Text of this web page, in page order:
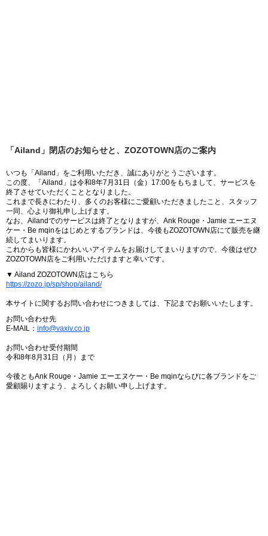
「Ailand」閉店のお知らせと、ZOZOTOWN店のご案内
いつも「Ailand」をご利用いただき、誠にありがとうございます。
この度、「Ailand」は令和8年7月31日（金）17:00をもちまして、サービスを
終了させていただくこととなりました。
これまで長きにわたり、多くのお客様にご愛顧いただきましたこと、スタッフ
一同、心より御礼申し上げます。
なお、Ailandでのサービスは終了となりますが、Ank Rouge・Jamie エーエヌ
ケー・Be mqinをはじめとするブランドは、今後もZOZOTOWN店にて販売を継
続してまいります。
これからも皆様にかわいいアイテムをお届けしてまいりますので、今後はぜひ
ZOZOTOWN店をご利用いただけますと幸いです。
▼ Ailand ZOZOTOWN店はこちら
https://zozo.jp/sp/shop/ailand/
本サイトに関するお問い合わせにつきましては、下記までお願いいたします。
お問い合わせ先
E-MAIL： info@vaxiv.co.jp
お問い合わせ受付期間
令和8年8月31日（月）まで
今後ともAnk Rouge・Jamie エーエヌケー・Be mqinならびに各ブランドをご
愛顧賜りますよう、よろしくお願い申し上げます。